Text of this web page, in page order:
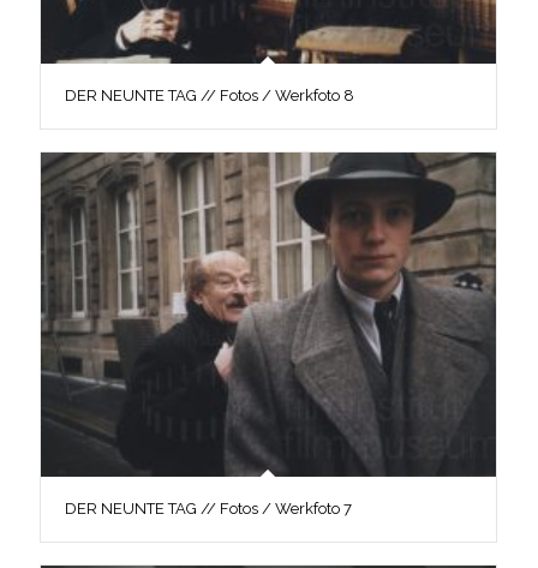
DER NEUNTE TAG // Fotos / Werkfoto 8
DER NEUNTE TAG // Fotos / Werkfoto 7